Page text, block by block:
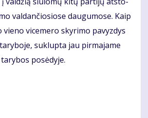
val­dan­čio­sio­se dau­gu­mo­se. Kaip
vi­ce­me­ro sky­ri­mo pa­vyz­dys
su­klup­ta jau pir­ma­ja­me
po­sė­dy­je.